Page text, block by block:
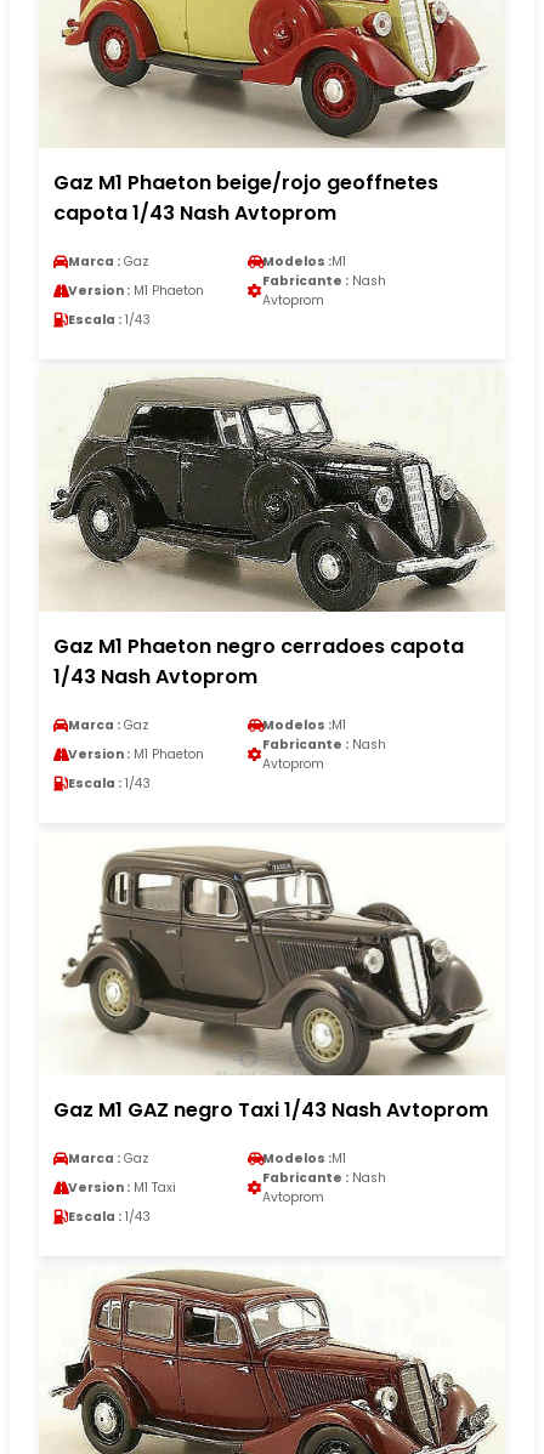
Gaz M1 Phaeton beige/rojo geoffnetes
capota 1/43 Nash Avtoprom
Marca : Gaz Modelos :M1
Version : M1 Phaeton
Fabricante : Nash
Avtoprom
Escala : 1/43
Gaz M1 Phaeton negro cerradoes capota
1/43 Nash Avtoprom
Marca : Gaz Modelos :M1
Version : M1 Phaeton
Fabricante : Nash
Avtoprom
Escala : 1/43
Gaz M1 GAZ negro Taxi 1/43 Nash Avtoprom
Marca : Gaz Modelos :M1
Version : M1 Taxi
Fabricante : Nash
Avtoprom
Escala : 1/43